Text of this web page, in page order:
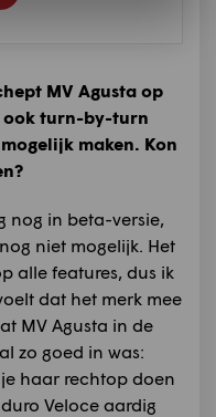
MV Agusta op
ook turn-by-turn
maken. Kon
nog in beta-versie,
niet mogelijk. Het
alle features, dus ik
dat het merk mee
MV Agusta in de
zo goed in was:
haar rechtop doen
Veloce aardig